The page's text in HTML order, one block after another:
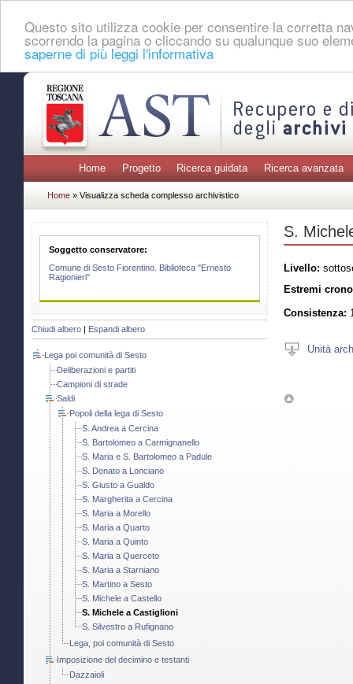
Questo sito utilizza cookie per consentire la corretta
scorrendo la pagina o cliccando su qualunque suo
saperne di più leggi l'informativa
Home Progetto Ricerca guidata Ricerca avanzata
Home » Visualizza scheda complesso archivistico
Soggetto conservatore:
Comune di Sesto Fiorentino. Biblioteca "Ernesto
Ragionieri"
Chiudi albero Espandi albero
Lega poi comunità di Sesto
Deliberazioni e partiti
Campioni di strade
Saldi
Popoli della lega di Sesto
S. Andrea a Cercina
S. Bartolomeo a Carmignanello
S. Maria e S. Bartolomeo a Padule
S. Donato a Lonciano
S. Giusto a Gualdo
S. Margherita a Cercina
S. Maria a Morello
S. Maria a Quarto
S. Maria a Quinto
S. Maria a Querceto
S. Maria a Starniano
S. Martino a Sesto
S. Michele a Castello
S. Michele a Castiglioni
S. Silvestro a Rufignano
Lega, poi comunità di Sesto
Imposizione del decimino e testanti
Dazzaioli
S.
Livello:
Estremi
Consistenza:
Unità